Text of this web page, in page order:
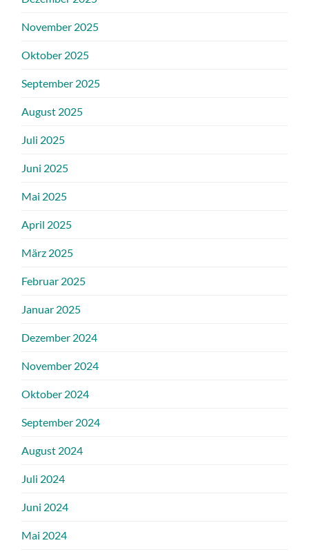
November 2025
Oktober 2025
September 2025
August 2025
Juli 2025
Juni 2025
Mai 2025
April 2025
März 2025
Februar 2025
Januar 2025
Dezember 2024
November 2024
Oktober 2024
September 2024
August 2024
Juli 2024
Juni 2024
Mai 2024